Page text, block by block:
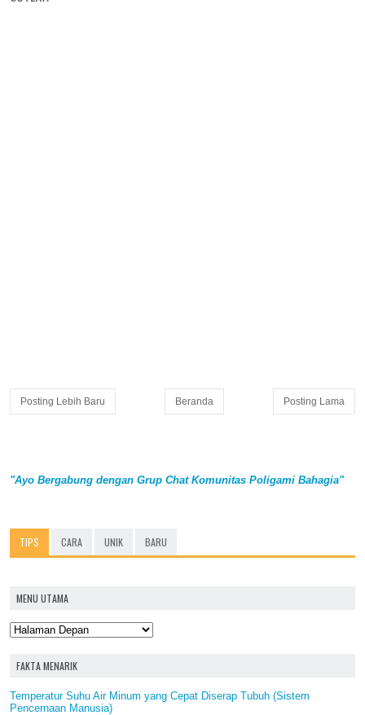
Posting Lebih Baru Posting Lama
Beranda
"Ayo Bergabung dengan Grup Chat Komunitas Poligami Bahagia"
TIPS CARA UNIK BARU
MENU UTAMA
FAKTA MENARIK
Temperatur Suhu Air Minum yang Cepat Diserap Tubuh (Sistem
Pencernaan Manusia)